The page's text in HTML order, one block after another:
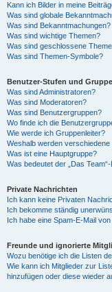
Kann ich Bilder in meine
Was sind globale
Was sind Bekanntmachungen?
Was sind wichtige Themen?
Was sind geschlossene
Was sind Themen-Symbole?
Benutzer-Stufen und
Was sind Administratoren?
Was sind Moderatoren?
Was sind Benutzergruppen?
Wo finde ich die
Wie werde ich Gruppenleiter?
Weshalb werden
Was ist eine Hauptgruppe?
Was bedeutet der „Das
Private Nachrichten
Ich kann keine Privaten
Ich bekomme ständig
Ich habe eine Spam-E-Mail
Freunde und ignorierte
Wozu benötige ich die Listen
Wie kann ich Mitglieder zur
hinzufügen oder diese wieder